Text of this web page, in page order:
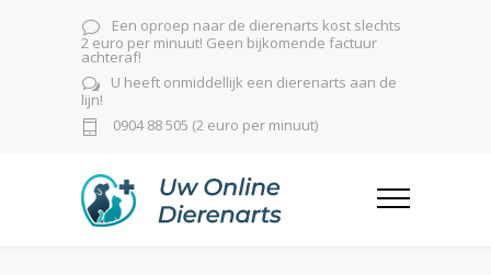
Een oproep naar de dierenarts kost slechts
2 euro per minuut! Geen bijkomende factuur
achteraf!
U heeft onmiddellijk een dierenarts aan de
lijn!
0904 88 505 (2 euro per minuut)